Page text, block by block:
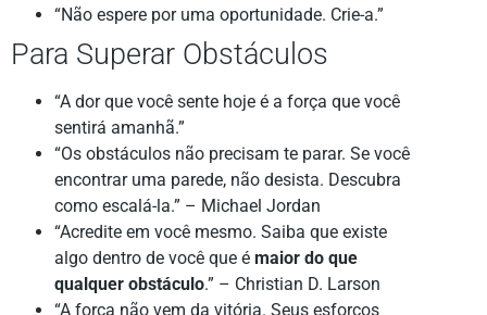
“Não espere por uma oportunidade. Crie-a.”
Para Superar Obstáculos
“A dor que você sente hoje é a força que você
sentirá amanhã.”
“Os obstáculos não precisam te parar. Se você
encontrar uma parede, não desista. Descubra
como escalá-la.” – Michael Jordan
“Acredite em você mesmo. Saiba que existe
algo dentro de você que é maior do que
qualquer obstáculo.” – Christian D. Larson
“A força não vem da vitória. Seus esforços